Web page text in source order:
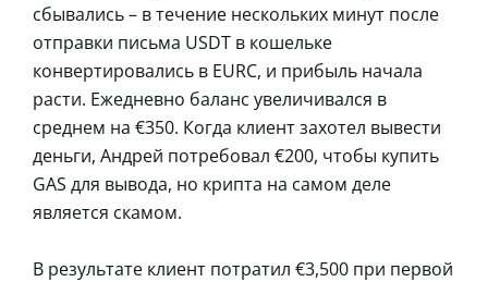
сбывались – в течение нескольких минут после
отправки письма USDT в кошельке
конвертировались в EURC, и прибыль начала
расти. Ежедневно баланс увеличивался в
среднем на €350. Когда клиент захотел вывести
деньги, Андрей потребовал €200, чтобы купить
GAS для вывода, но крипта на самом деле
является скамом.
В результате клиент потратил €3,500 при первой